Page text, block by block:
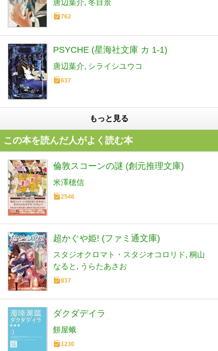
唐辺葉介 冬目景
762
PSYCHE (星海社文庫 カ 1-1)
唐辺葉介 シライシユウコ
637
もっと見る
この本を読んだ人がよく読む本
倫敦スコーンの謎 (創元推理文庫)
米澤穂信
2546
超かぐや姫! (ファミ通文庫)
スタジオクロマト・スタジオコロリド 桐山
なると
うらたあさお
837
ダクダデイラ
餅屋蛾
1230